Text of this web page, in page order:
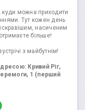
куди можна приходити
Тут кожен день
насиченим
більше!
з майбутнім!
Кривий Ріг,
1 (перший